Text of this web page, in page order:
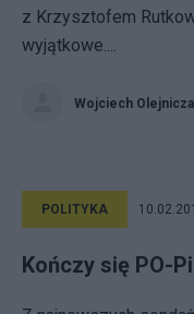
z Krzysztofem
wyjątkowe....
Wojciech
POLITYKA
Kończy się PO-